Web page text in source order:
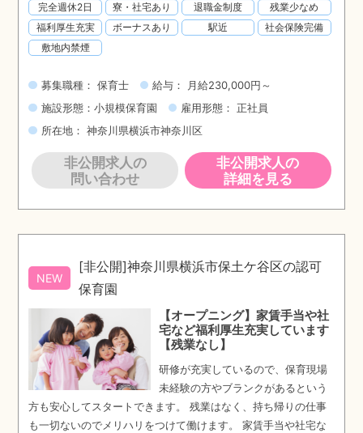
完全週休2日
寮・社宅あり 退職金制度
残業少なめ
福利厚生充実
ボーナスあり 駅近
社会保険完備
敷地内禁煙
募集職種： 保育士
給与： 月給230,000円～
施設形態：小規模保育園
雇用形態： 正社員
所在地： 神奈川県横浜市神奈川区
非公開求人の
問い合わせ
非公開求人の
詳細を見る
NEW
[非公開]神奈川県横浜市保土ケ谷区の認可
保育園
【オープニング】家賃手当や社
宅など福利厚生充実しています
【残業なし】
研修が充実しているので、保育現場
未経験の方やブランクがあるという
方も安心してスタートできます。 残業はなく、持ち帰りの仕事
も一切ないのでメリハリをつけて働けます。 家賃手当や社宅な